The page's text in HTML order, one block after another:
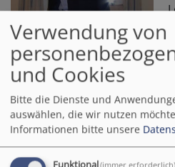
Bildrechte beim Autor
Kirchengemeinden im
Beauftragten für Umwelt und
Evang.-Luth Kirche in Bayern,
Schürger als Referenten zu
Energiesparende Beleuchtung
Verwendung von
und Cookies
Bitte die Dienste und
auswählen, die wir nutzen
Informationen bitte unsere
Funktional(immer erforderlich)